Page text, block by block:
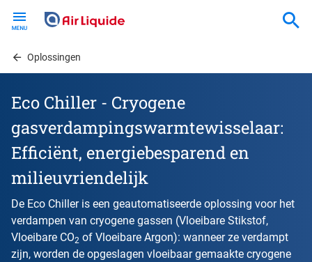
contentOplossingen
Eco Chiller - Cryogene
gasverdampingswarmtewisselaar:
Efficiënt, energiebesparend en
milieuvriendelijk
De Eco Chiller is een geautomatiseerde oplossing voor het
verdampen van cryogene gassen (Vloeibare Stikstof,
Vloeibare CO2 of Vloeibare Argon): wanneer ze verdampt
zijn, worden de opgeslagen vloeibaar gemaakte cryogene